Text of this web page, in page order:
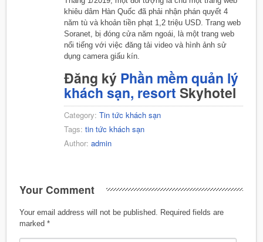
khiêu dâm Hàn Quốc đã phải nhận phán quyết 4
năm tù và khoản tiền phạt 1,2 triệu USD. Trang web
Soranet, bị đóng cửa năm ngoái, là một trang web
nổi tiếng với việc đăng tải video và hình ảnh sử
dụng camera giấu kín.
Đăng ký Phần mềm quản lý
khách sạn, resort Skyhotel
Category: Tin tức khách sạn
Tags: tin tức khách sạn
Author: admin
Your Comment
Your email address will not be published. Required fields are
marked *